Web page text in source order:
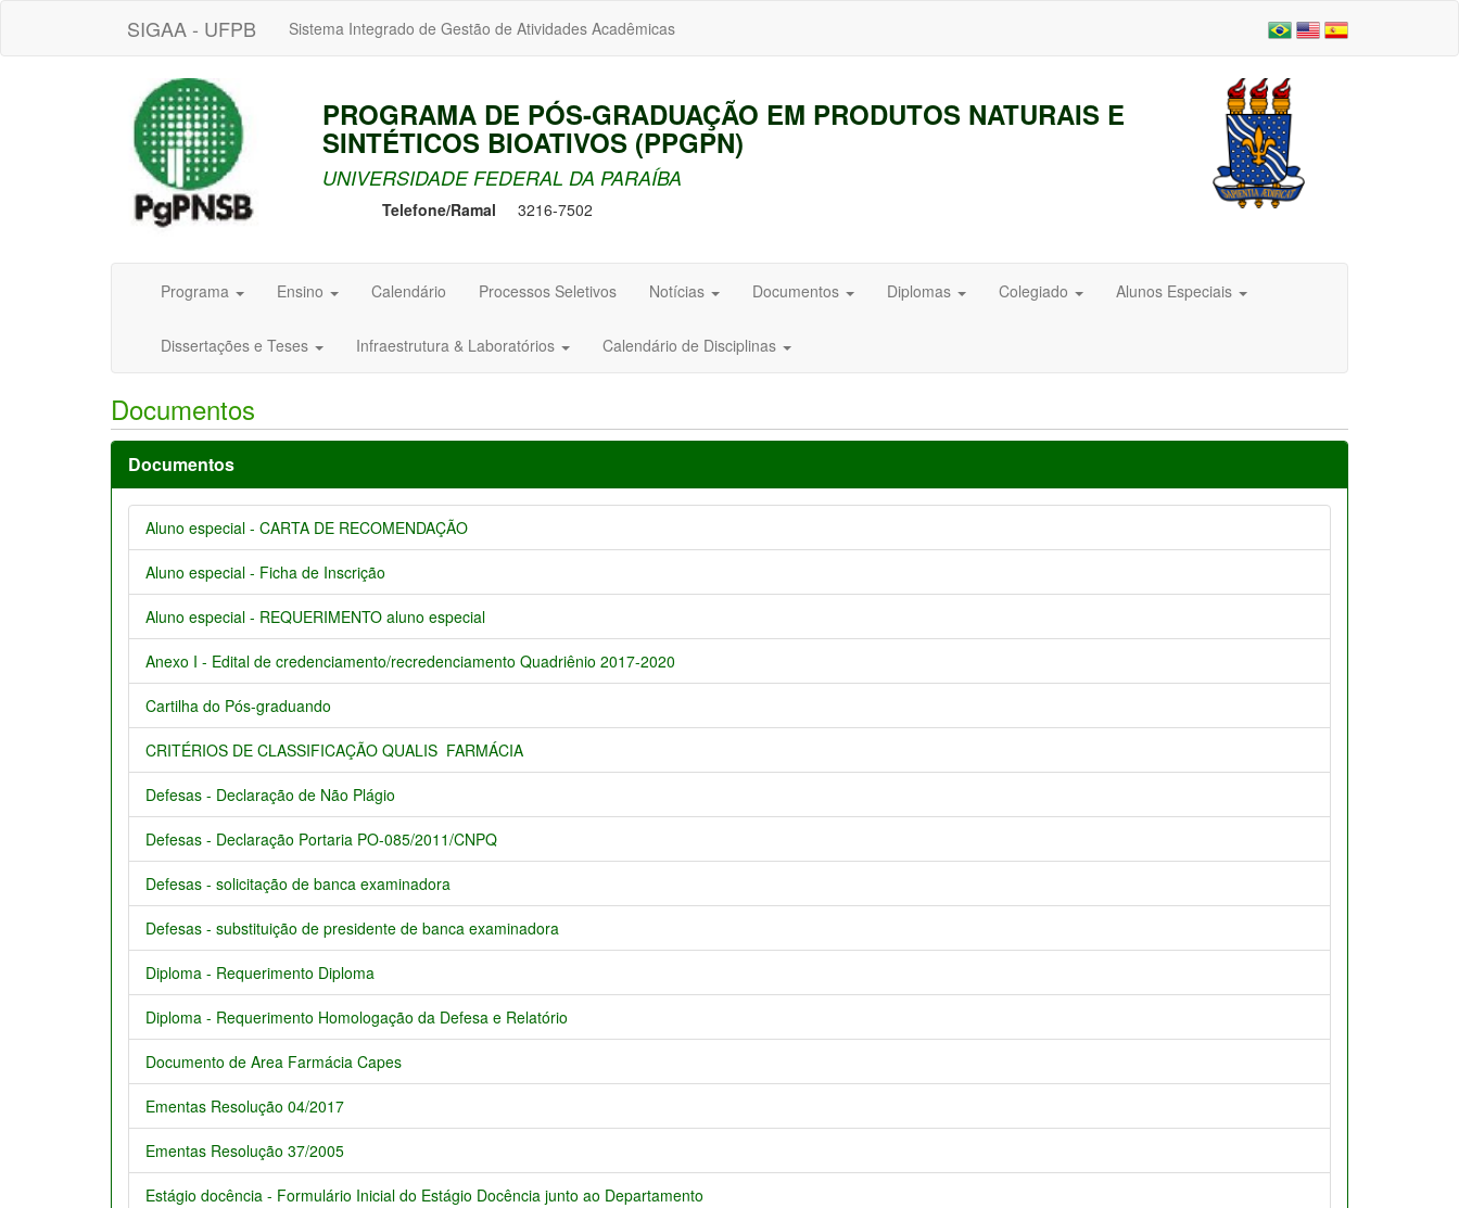
SIGAA - UFPB Sistema Integrado de Gestão de Atividades Acadêmicas
PROGRAMA DE PÓS-GRADUAÇÃO EM PRODUTOS NATURAIS E
SINTÉTICOS BIOATIVOS (PPGPN)
UNIVERSIDADE FEDERAL DA PARAÍBA
Telefone/Ramal 3216-7502
Programa Ensino Calendário Processos Seletivos Notícias Documentos Diplomas Colegiado Alunos Especiais
Dissertações e Teses Infraestrutura & Laboratórios Calendário de Disciplinas
Documentos
Documentos
Aluno especial - CARTA DE RECOMENDAÇÃO
Aluno especial - Ficha de Inscrição
Aluno especial - REQUERIMENTO aluno especial
Anexo I - Edital de credenciamento/recredenciamento Quadriênio 2017-2020
Cartilha do Pós-graduando
CRITÉRIOS DE CLASSIFICAÇÃO QUALIS  FARMÁCIA
Defesas - Declaração de Não Plágio
Defesas - Declaração Portaria PO-085/2011/CNPQ
Defesas - solicitação de banca examinadora
Defesas - substituição de presidente de banca examinadora
Diploma - Requerimento Diploma
Diploma - Requerimento Homologação da Defesa e Relatório
Documento de Area Farmácia Capes
Ementas Resolução 04/2017
Ementas Resolução 37/2005
Estágio docência - Formulário Inicial do Estágio Docência junto ao Departamento